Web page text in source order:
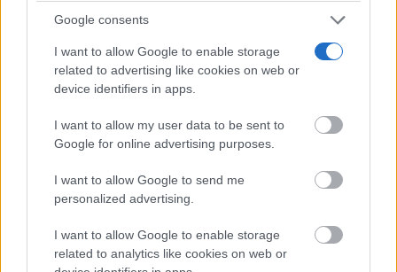
Google consents
I want to allow Google to enable storage
related to advertising like cookies on web or
device identifiers in apps.
I want to allow my user data to be sent to
Google for online advertising purposes.
I want to allow Google to send me
personalized advertising.
I want to allow Google to enable storage
related to analytics like cookies on web or
Igualmente, de forma emocionada, ha dedicado
también la medalla recibida a sus padres, a sus hijos y
a su mujer, a quien ha agradecido estar en los focos y
presión”.
Por último, también se ha reconocido, de forma
Mancha, al presidente de la Junta de Comunidades